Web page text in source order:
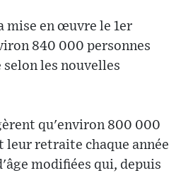
mise en œuvre le 1er
840 000 personnes
les nouvelles
qu'environ 800 000
leur retraite chaque année
modifiées qui, depuis